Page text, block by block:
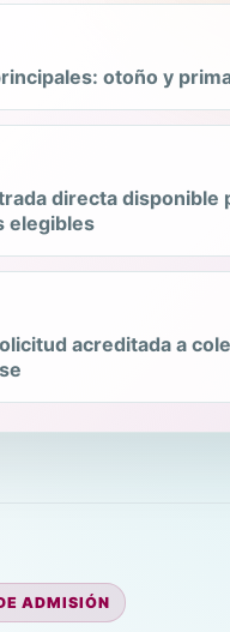
otoño y
directa disponible
elegibles
acreditada a
ADMISIÓN